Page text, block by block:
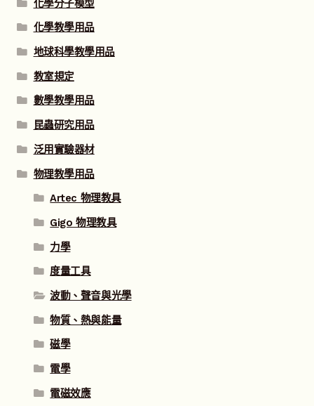
化學分子模型
化學教學用品
地球科學教學用品
教室規定
數學教學用品
昆蟲研究用品
泛用實驗器材
物理教學用品
Artec 物理教具
Gigo 物理教具
力學
度量工具
波動、聲音與光學
物質、熱與能量
磁學
電學
電磁效應